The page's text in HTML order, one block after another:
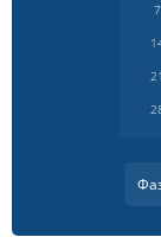
7
21